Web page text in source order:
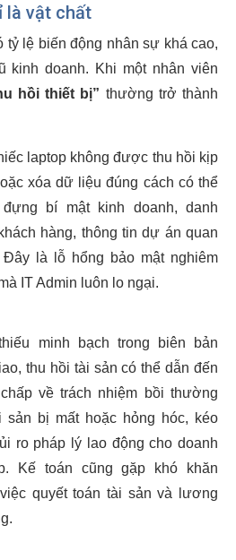
là vật chất
tỷ lệ biến động nhân sự khá cao,
kinh doanh. Khi một nhân viên
hồi thiết bị” thường trở thành
laptop không được thu hồi kịp
xóa dữ liệu đúng cách có thể
bí mật kinh doanh, danh
hàng, thông tin dự án quan
Đây là lỗ hổng bảo mật nghiêm
IT Admin luôn lo ngại.
minh bạch trong biên bản
thu hồi tài sản có thể dẫn đến
về trách nhiệm bồi thường
sản bị mất hoặc hỏng hóc, kéo
ro pháp lý lao động cho doanh
Kế toán cũng gặp khó khăn
quyết toán tài sản và lương